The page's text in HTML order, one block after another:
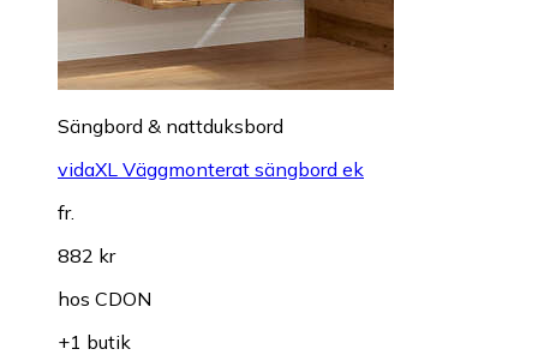
Sängbord & nattduksbord
vidaXL Väggmonterat sängbord ek
fr.
882 kr
hos CDON
+1 butik